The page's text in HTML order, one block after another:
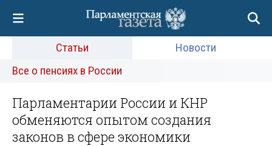
Статьи
Новости
Все о пенсиях в России
Парламентарии России и КНР
обменяются опытом создания
законов в сфере экономики